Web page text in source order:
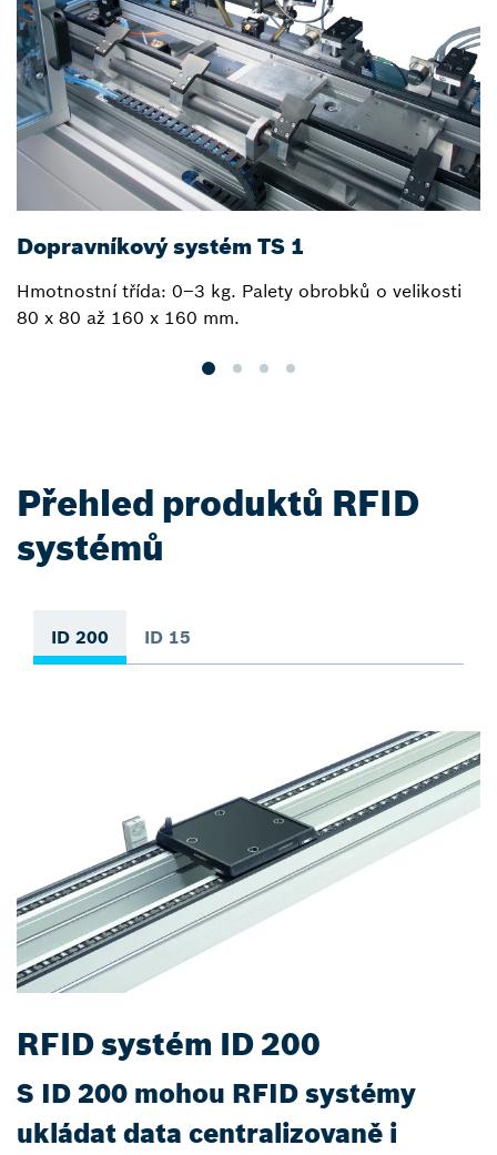
Dopravníkový systém TS 1
Hmotnostní třída: 0–3 kg. Palety obrobků o velikosti
80 x 80 až 160 x 160 mm.
Přehled produktů RFID
systémů
ID 200 ID 15
RFID systém ID 200
S ID 200 mohou RFID systémy
ukládat data centralizovaně i